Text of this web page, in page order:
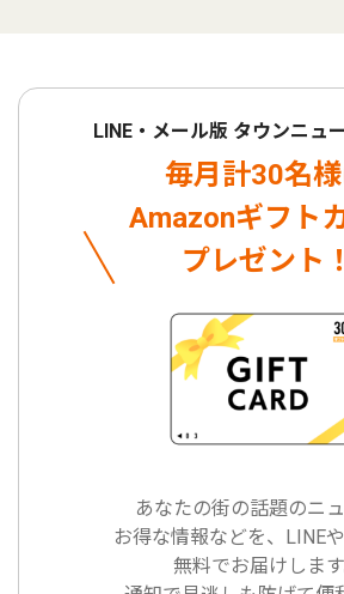
LINE・メール版 タウンニュ
毎月計30名
Amazonギフト
プレゼント！
あなたの街の話題のニ
お得な情報などを、LINE
無料でお届けします